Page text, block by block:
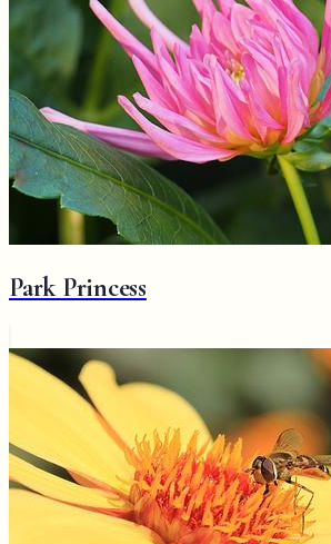
Park Princess